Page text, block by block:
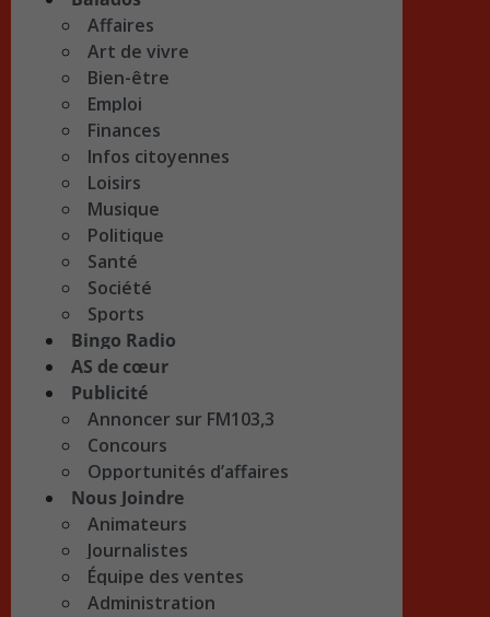
Affaires
Art de vivre
Bien-être
Emploi
Finances
Infos citoyennes
Loisirs
Musique
Politique
Santé
Société
Sports
Bingo Radio
AS de cœur
Publicité
Annoncer sur FM103,3
Concours
Opportunités d’affaires
Nous Joindre
Animateurs
Journalistes
Équipe des ventes
Administration